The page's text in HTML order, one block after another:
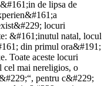
de lipsa de
locuri
&#161;inutul natal, locul
din primul ora&#191;
Toate aceste locuri
cel mai nereligios, o
pentru c&#229;